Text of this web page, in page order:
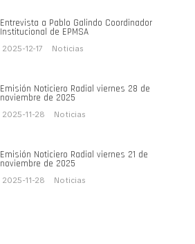
Entrevista a Pablo Galindo Coordinador
Institucional de EPMSA
2025-12-17 Noticias
Emisión Noticiero Radial viernes 28 de
noviembre de 2025
2025-11-28 Noticias
Emisión Noticiero Radial viernes 21 de
noviembre de 2025
2025-11-28 Noticias